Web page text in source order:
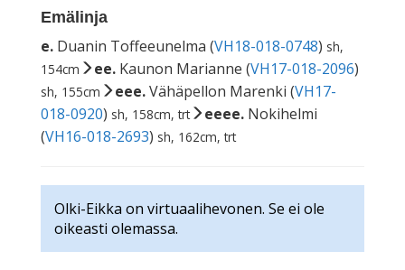
Emälinja
e. Duanin Toffeeunelma (VH18-018-0748) sh,
154cm
ee. Kaunon Marianne (VH17-018-2096)
sh, 155cm eee.Vähäpellon Marenki (VH17-
018-0920) sh, 158cm, trt eeee. Nokihelmi
(VH16-018-2693) sh, 162cm, trt
Olki-Eikka on virtuaalihevonen. Se ei ole
oikeasti olemassa.